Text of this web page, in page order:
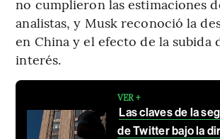
no cumplieron las estimaciones
analistas, y Musk reconoció la
en China y el efecto de la subida
interés.
VER +
Las claves de la
de Twitter bajo la